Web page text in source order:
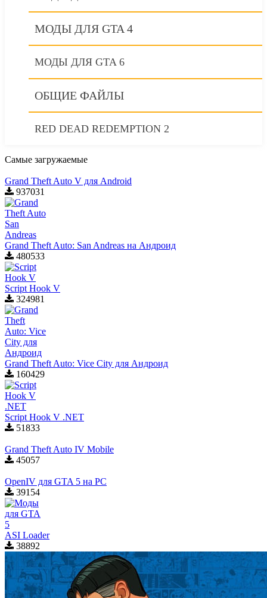
МОДЫ ДЛЯ GTA 4
МОДЫ ДЛЯ GTA 6
ОБЩИЕ ФАЙЛЫ
RED DEAD REDEMPTION 2
Самые загружаемые
Grand Theft Auto V для Android
937031
Grand Theft Auto: San Andreas на Андроид
480533
Script Hook V
324981
Grand Theft Auto: Vice City для Aндроид
160429
Script Hook V .NET
51833
Grand Theft Auto IV Mobile
45057
OpenIV для GTA 5 на PC
39154
ASI Loader
38892